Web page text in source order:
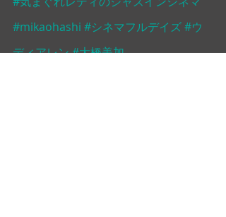
#mikaohashi #シネマフルデイズ#ウ
ディアレン#大橋美加